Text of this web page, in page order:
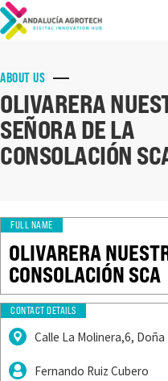
ABOUT US
OLIVARERA
SEÑORA DE LA
CONSOLACIÓN
FULL NAME
OLIVARERA
CONSOLACIÓN SCA
Calle La Molinera,6,
Fernando Ruiz Cubero
CONTACT DETAILS